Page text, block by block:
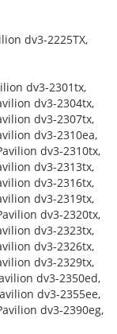
dv3-2225TX,
dv3-2301tx,
dv3-2304tx,
dv3-2307tx,
dv3-2310ea,
dv3-2310tx,
dv3-2313tx,
dv3-2316tx,
dv3-2319tx,
dv3-2320tx,
dv3-2323tx,
dv3-2326tx,
dv3-2329tx,
dv3-2350ed,
dv3-2355ee,
dv3-2390eg,